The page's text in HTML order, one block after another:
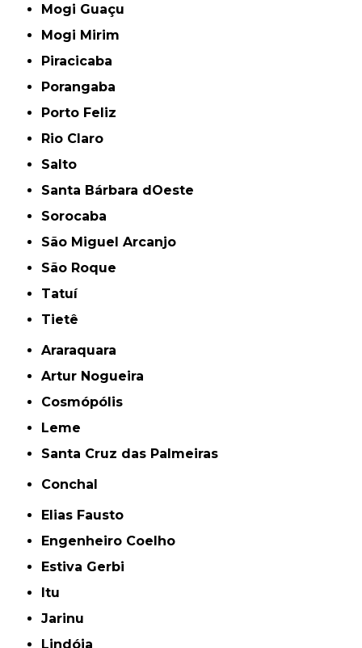
Mogi Guaçu
Mogi Mirim
Piracicaba
Porangaba
Porto Feliz
Rio Claro
Salto
Santa Bárbara dOeste
Sorocaba
São Miguel Arcanjo
São Roque
Tatuí
Tietê
Araraquara
Artur Nogueira
Cosmópólis
Leme
Santa Cruz das Palmeiras
Conchal
Elias Fausto
Engenheiro Coelho
Estiva Gerbi
Itu
Jarinu
Lindóia